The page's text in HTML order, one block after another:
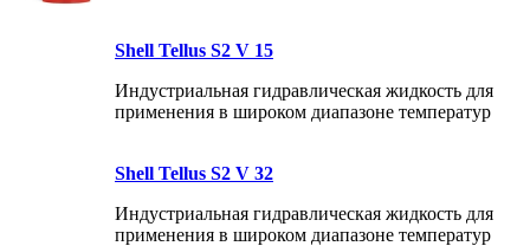
Shell Tellus S2 V 15
Индустриальная гидравлическая жидкость для
применения в широком диапазоне температур
Shell Tellus S2 V 32
Индустриальная гидравлическая жидкость для
применения в широком диапазоне температур